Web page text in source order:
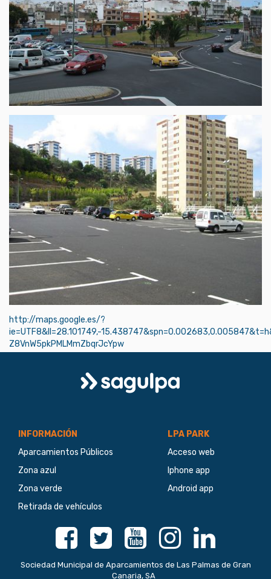
http://maps.google.es/?
ie=UTF8&ll=28.101749,-
Z8VnW5pkPMLMmZbqrJcYpw
Logo
Sagulpa
INFORMACIÓN
Aparcamientos Públicos
Zona azul
Zona verde
Retirada de vehículos
LPA PARK
Acceso web
Iphone app
Android app
Facebook Twitter Youtube Instagram Linkedin
Sociedad Municipal de Aparcamientos de Las Palmas de Gran
Canaria, SA